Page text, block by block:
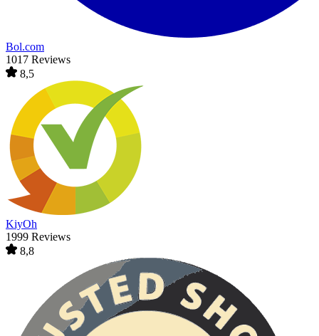
Bol.com
1017 Reviews
8,5
KiyOh
1999 Reviews
8,8